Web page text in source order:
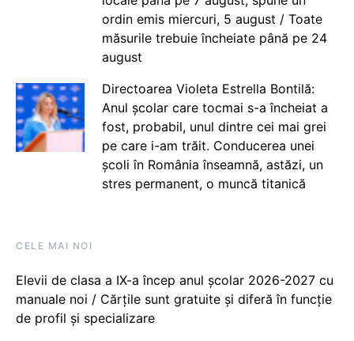
ordin emis miercuri, 5 august / Toate
măsurile trebuie încheiate până pe 24
august
Directoarea Violeta Estrella Bontilă:
Anul școlar care tocmai s-a încheiat a
fost, probabil, unul dintre cei mai grei
pe care i-am trăit. Conducerea unei
școli în România înseamnă, astăzi, un
stres permanent, o muncă titanică
CELE MAI NOI
Elevii de clasa a IX-a încep anul școlar 2026-2027 cu
manuale noi / Cărțile sunt gratuite și diferă în funcție
de profil și specializare